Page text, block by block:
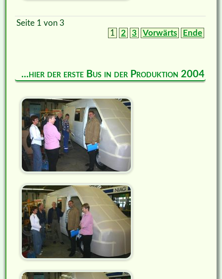
Seite 1 von 3
1
2 3 Vorwärts Ende
...hier der erste Bus in der Produktion 2004